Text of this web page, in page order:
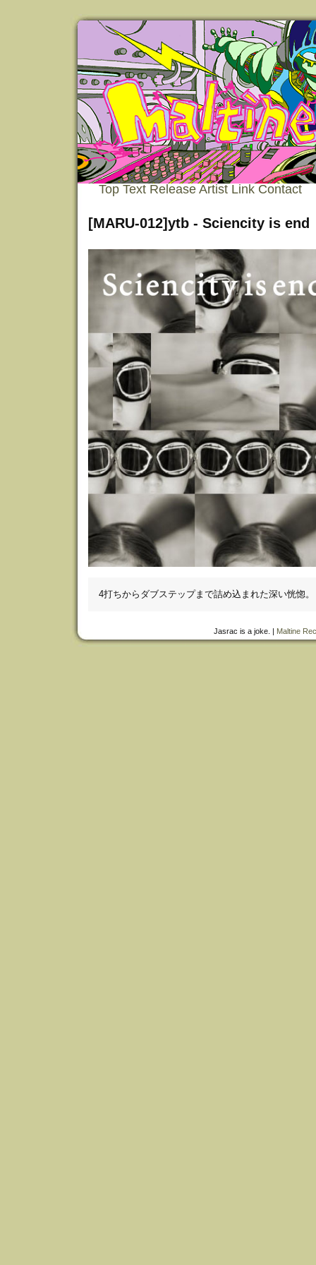
Top Text Release Artist Link Contact
[MARU-012]ytb - Sciencity is end
4打ちからダブステップまで詰め込まれた深い恍惚。
Jasrac is a joke. | Maltine